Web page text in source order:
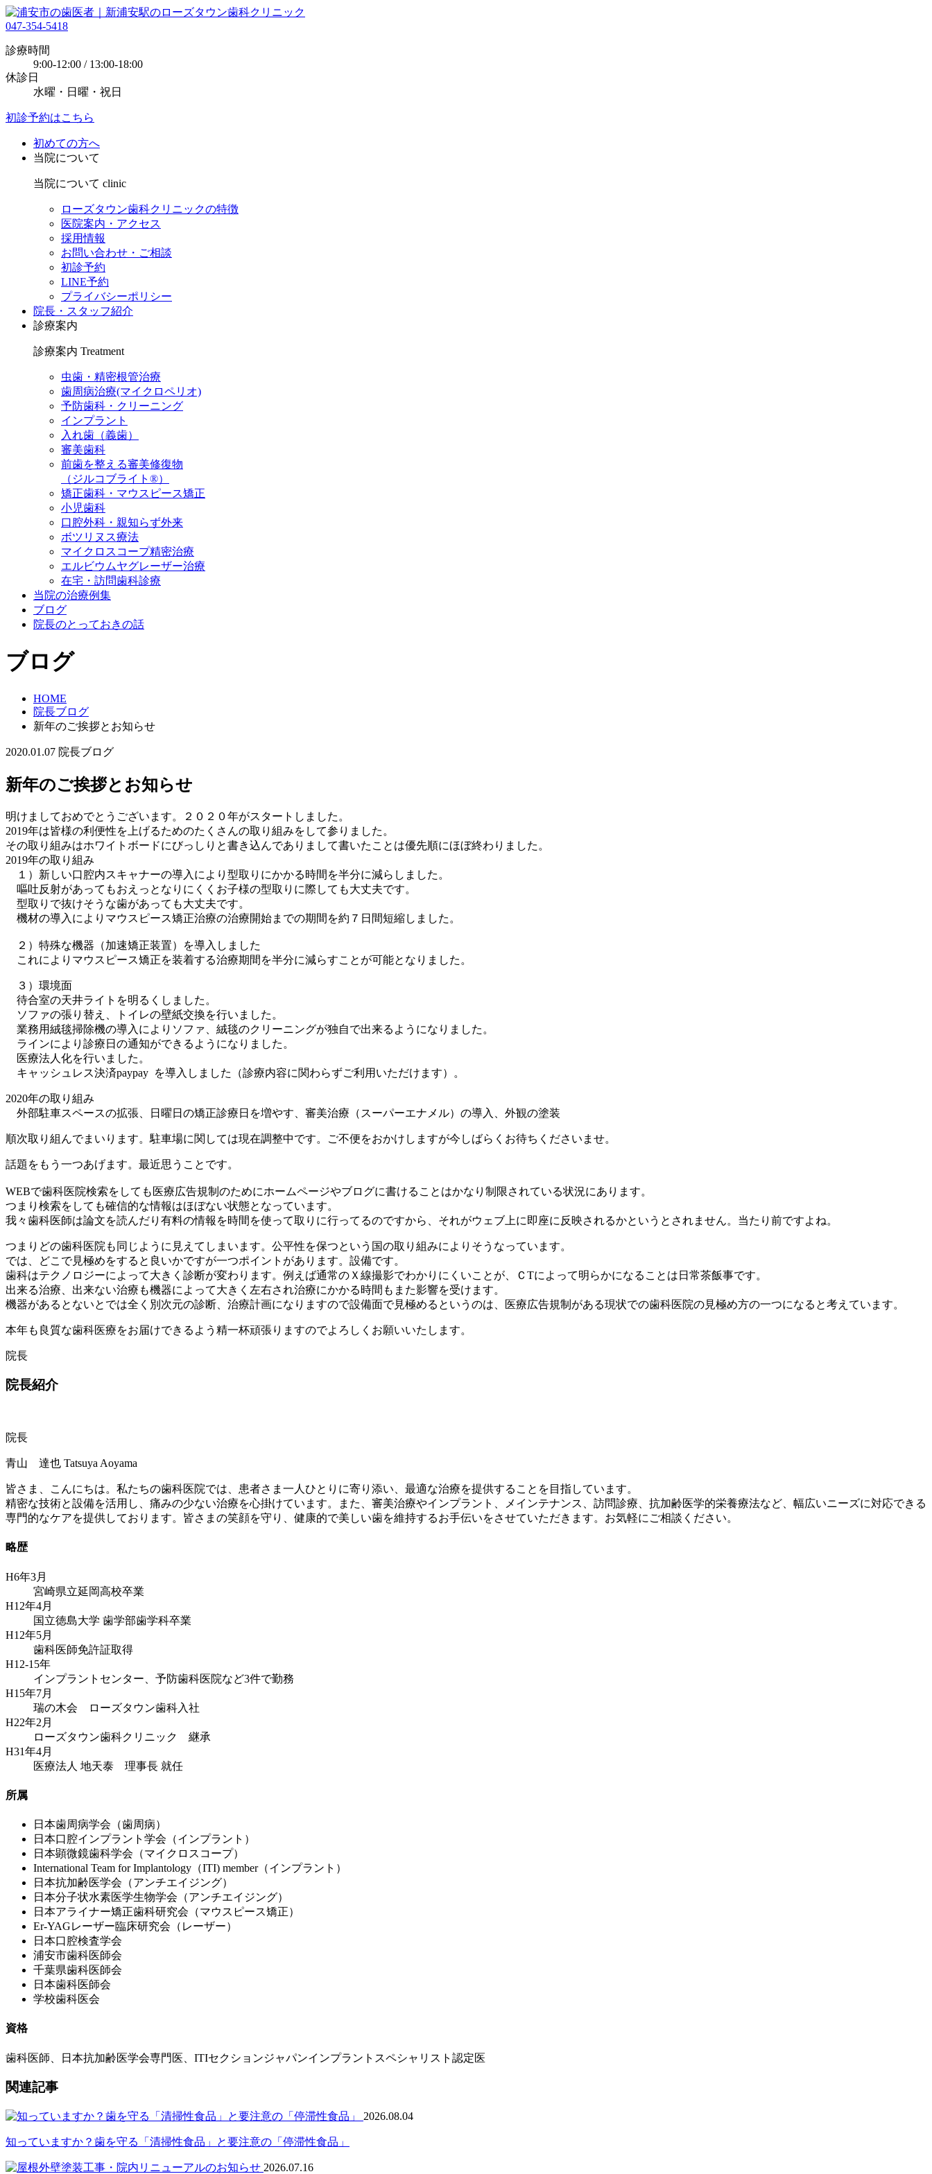
047-354-5418
診療時間
9:00-12:00 / 13:00-18:00
休診日
水曜・日曜・祝日
初診予約はこちら
初めての方へ
当院について
当院について clinic
ローズタウン歯科クリニックの特徴
医院案内・アクセス
採用情報
お問い合わせ・ご相談
初診予約
LINE予約
プライバシーポリシー
院長・スタッフ紹介
診療案内
診療案内 Treatment
虫歯・精密根管治療
歯周病治療(マイクロペリオ)
予防歯科・クリーニング
インプラント
入れ歯（義歯）
審美歯科
前歯を整える審美修復物
（ジルコブライト®）
矯正歯科・マウスピース矯正
小児歯科
口腔外科・親知らず外来
ボツリヌス療法
マイクロスコープ精密治療
エルビウムヤグレーザー治療
在宅・訪問歯科診療
当院の治療例集
ブログ
院長のとっておきの話
ブログ
HOME
院長ブログ
新年のご挨拶とお知らせ
2020.01.07 院長ブログ
新年のご挨拶とお知らせ
明けましておめでとうございます。２０２０年がスタートしました。
2019年は皆様の利便性を上げるためのたくさんの取り組みをして参りました。
その取り組みはホワイトボードにびっしりと書き込んでありまして書いたことは優先順にほぼ終わりました。
2019年の取り組み
１）新しい口腔内スキャナーの導入により型取りにかかる時間を半分に減らしました。
嘔吐反射があってもおえっとなりにくくお子様の型取りに際しても大丈夫です。
型取りで抜けそうな歯があっても大丈夫です。
機材の導入によりマウスピース矯正治療の治療開始までの期間を約７日間短縮しました。
２）特殊な機器（加速矯正装置）を導入しました
これによりマウスピース矯正を装着する治療期間を半分に減らすことが可能となりました。
３）環境面
待合室の天井ライトを明るくしました。
ソファの張り替え、トイレの壁紙交換を行いました。
業務用絨毯掃除機の導入によりソファ、絨毯のクリーニングが独自で出来るようになりました。
ラインにより診療日の通知ができるようになりました。
医療法人化を行いました。
キャッシュレス決済paypay を導入しました（診療内容に関わらずご利用いただけます）。
2020年の取り組み
外部駐車スペースの拡張、
日曜日の矯正診療日を増やす、 審美治療（スーパーエナメル）の導入、 外観の塗装
順次取り組んでまいります。駐車場に関しては現在調整中です。ご不便をおかけしますが今しばらくお待ちくださいませ。
話題をもう一つあげます。最近思うことです。
WEBで歯科医院検索をしても医療広告規制のためにホームページやブログに書けることはかなり制限されている状況にあります。
つまり検索をしても確信的な情報はほぼない状態となっています。
我々歯科医師は論文を読んだり有料の情報を時間を使って取りに行ってるのですから、それがウェブ上に即座に反映されるかというとされません。当たり前ですよね。
つまりどの歯科医院も同じように見えてしまいます。 公平性を保つという国の取り組みによりそうなっています。
では、どこで見極めをすると良いかですが一つポイントがあります。 設備です。
歯科はテクノロジーによって大きく診断が変わります。例えば通常のＸ線撮影でわかりにくいことが、ＣTによって明らかになることは日常茶飯事です。
出来る治療、出来ない治療も機器によって大きく左右され治療にかかる時間もまた影響を受けます。
機器があるとないとでは全く別次元の診断、治療計画になりますので設備面で見極めるというのは、医療広告規制がある現状での歯科医院の見極め方の一つになると考えています。
本年も良質な歯科医療をお届けできるよう精一杯頑張りますのでよろしくお願いいたします。
院長
院長紹介
院長
青山 達也 Tatsuya Aoyama
皆さま、こんにちは。私たちの歯科医院では、患者さま一人ひとりに寄り添い、最適な治療を提供することを目指しています。
精密な技術と設備を活用し、痛みの少ない治療を心掛けています。また、審美治療やインプラント、メインテナンス、訪問診療、抗加齢医学的栄養療法など、幅広いニーズに対応できる
専門的なケアを提供しております。皆さまの笑顔を守り、健康的で美しい歯を維持するお手伝いをさせていただきます。お気軽にご相談ください。
略歴
H6年3月
宮崎県立延岡高校卒業
H12年4月
国立徳島大学 歯学部歯学科卒業
H12年5月
歯科医師免許証取得
H12-15年
インプラントセンター、予防歯科医院など3件で勤務
H15年7月
瑞の木会 ローズタウン歯科入社
H22年2月
ローズタウン歯科クリニック 継承
H31年4月
医療法人 地天泰 理事長 就任
所属
日本歯周病学会（歯周病）
日本口腔インプラント学会（インプラント）
日本顕微鏡歯科学会（マイクロスコープ）
International Team for Implantology（ITI) member（インプラント）
日本抗加齢医学会（アンチエイジング）
日本分子状水素医学生物学会（アンチエイジング）
日本アライナー矯正歯科研究会（マウスピース矯正）
Er-YAGレーザー臨床研究会（レーザー）
日本口腔検査学会
浦安市歯科医師会
千葉県歯科医師会
日本歯科医師会
学校歯科医会
資格
歯科医師、日本抗加齢医学会専門医、ITIセクションジャパンインプラントスペシャリスト認定医
関連記事
2026.08.04
知っていますか？歯を守る「清掃性食品」と要注意の「停滞性食品」
2026.07.16